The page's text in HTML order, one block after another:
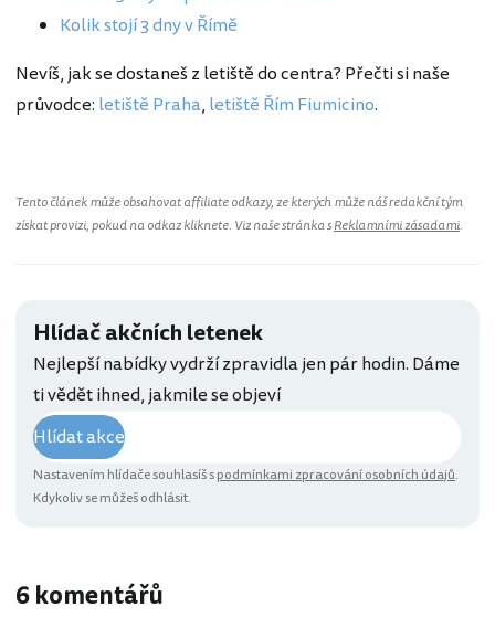
Kolik stojí 3 dny v Římě
Nevíš, jak se dostaneš z letiště do centra? Přečti si naše
průvodce: letiště Praha, letiště Řím Fiumicino.
Tento článek může obsahovat affiliate odkazy, ze kterých může náš redakční tým
získat provizi, pokud na odkaz kliknete. Viz naše stránka sReklamními zásadami.
Hlídač akčních letenek
Nejlepší nabídky vydrží zpravidla jen pár hodin. Dáme
ti vědět ihned, jakmile se objeví
Hlídat akce
Nastavením hlídače souhlasíš spodmínkami zpracování osobních údajů.
Kdykoliv se můžeš odhlásit.
6 komentářů